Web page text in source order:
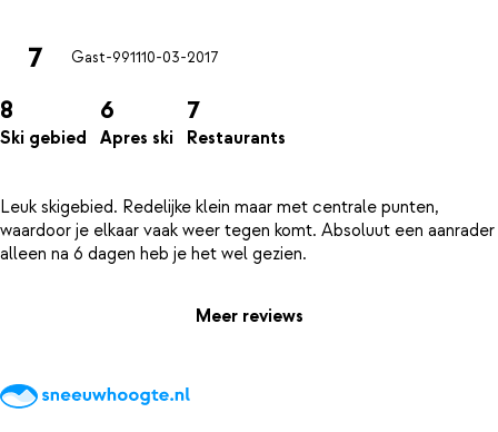
7 Gast-991110-03-2017
8
Ski gebied
6
Apres ski
7
Restaurants
Leuk skigebied. Redelijke klein maar met centrale punten,
waardoor je elkaar vaak weer tegen komt. Absoluut een aanrader
Meer reviews